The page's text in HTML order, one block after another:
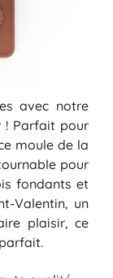
avec notre
! Parfait pour
moule de la
pour
fondants et
Valentin, un
plaisir, ce